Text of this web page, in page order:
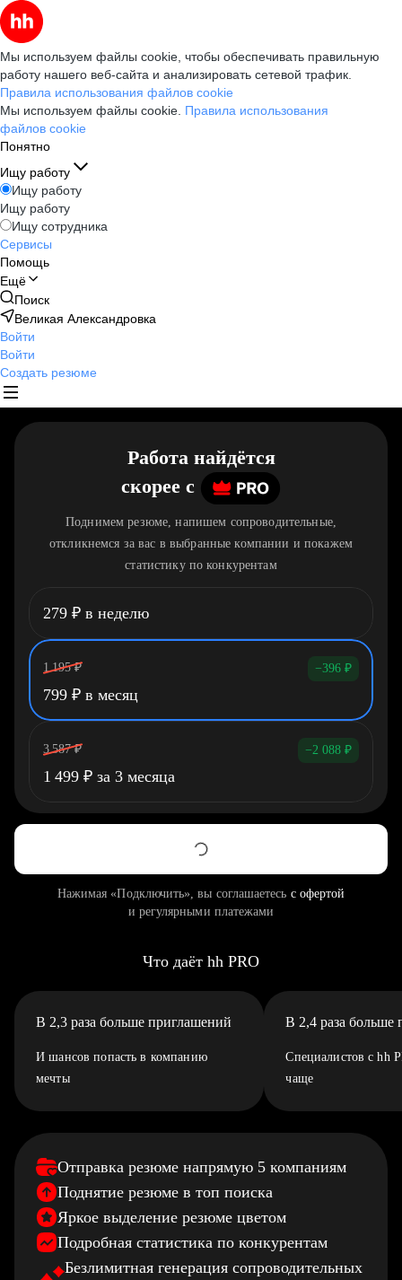
Мы используем файлы cookie, чтобы обеспечивать правильную
работу нашего веб-сайта и анализировать сетевой трафик.
Правила использования файлов cookie
Мы используем файлы cookie. Правила использования
файлов cookie
Понятно
Ищу работу
Ищу работу
Ищу работу
Ищу сотрудника
Сервисы
Помощь
Ещё
Поиск
Великая Александровка
Войти
Войти
Создать резюме
Работа найдётся
скорее c
Поднимем резюме, напишем сопроводительные,
откликнемся за вас в выбранные компании и покажем
статистику по конкурентам
279 ₽ в неделю
1 195 ₽ −396 ₽
799 ₽ в месяц
3 587 ₽ −2 088 ₽
1 499 ₽ за 3 месяца
Нажимая «Подключить», вы соглашаетесь с офертой
и регулярными платежами
Что даёт hh PRO
В 2,3 раза больше приглашений
И шансов попасть в компанию
мечты
В 2,4 раза больше
Специалистов с hh
чаще
Отправка резюме напрямую 5 компаниям
Поднятие резюме в топ поиска
Яркое выделение резюме цветом
Подробная статистика по конкурентам
Безлимитная генерация сопроводительных